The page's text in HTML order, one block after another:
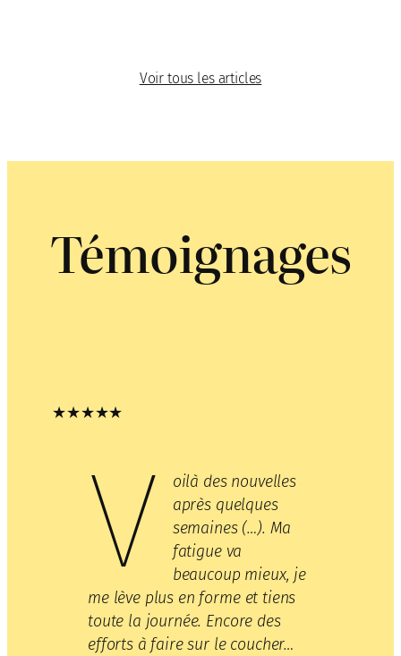
Voir tous les articles
Témoignages
★★★★★
V
oilà des nouvelles
après quelques
semaines (…). Ma
fatigue va
beaucoup mieux, je
me lève plus en forme et tiens
toute la journée. Encore des
efforts à faire sur le coucher…